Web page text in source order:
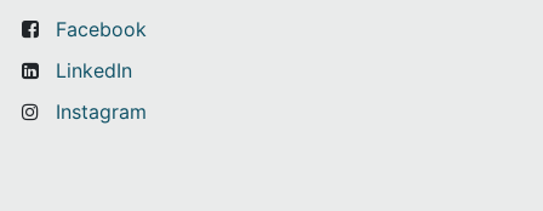
Facebook
LinkedIn
Instagram